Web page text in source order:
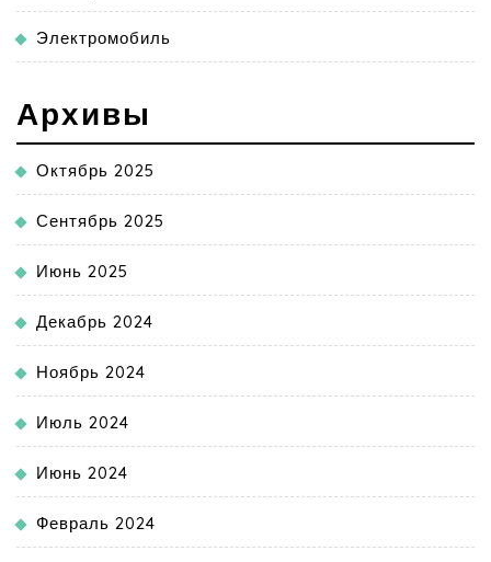
Электромобиль
Архивы
Октябрь 2025
Сентябрь 2025
Июнь 2025
Декабрь 2024
Ноябрь 2024
Июль 2024
Июнь 2024
Февраль 2024